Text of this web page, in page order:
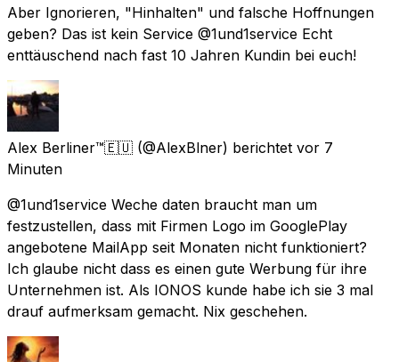
Aber Ignorieren, "Hinhalten" und falsche Hoffnungen
geben? Das ist kein Service @1und1service Echt
enttäuschend nach fast 10 Jahren Kundin bei euch!
Alex Berliner™🇪🇺 (@AlexBlner) berichtet vor 7
Minuten
@1und1service Weche daten braucht man um
festzustellen, dass mit Firmen Logo im GooglePlay
angebotene MailApp seit Monaten nicht funktioniert?
Ich glaube nicht dass es einen gute Werbung für ihre
Unternehmen ist. Als IONOS kunde habe ich sie 3 mal
drauf aufmerksam gemacht. Nix geschehen.